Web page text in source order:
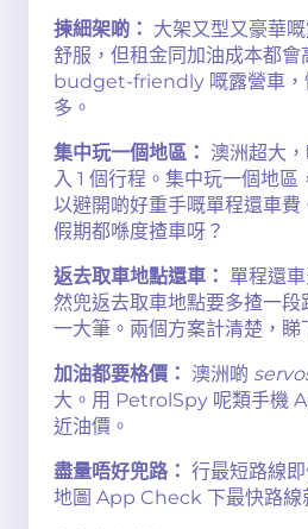
揀細架啲： 大架又型又豪華
舒服，但租金同加油成本都會
budget-friendly 嘅露營車，
多。
集中玩一個地區： 澳洲超大
入 1 個行程。集中玩一個地
以避開啲好重手嘅單程還車費
假期都喺度揸車呀？
返去取車地點還車： 單程還
然兜返去取車地點要多揸一段
一大筆。兩個方案計清楚，睇
加油都要格價： 澳洲啲
大。用 PetrolSpy 呢類手機
近油價。
盡量唔好兜路： 行最短路線
地圖 App Check 下最快路線